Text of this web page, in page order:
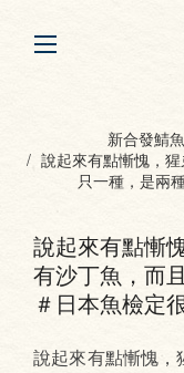
新合發鯖魚
說起來有點慚愧，
只一種，是兩
說起來有點慚
有沙丁魚，而
＃日本魚檢定
說起來有點慚愧，